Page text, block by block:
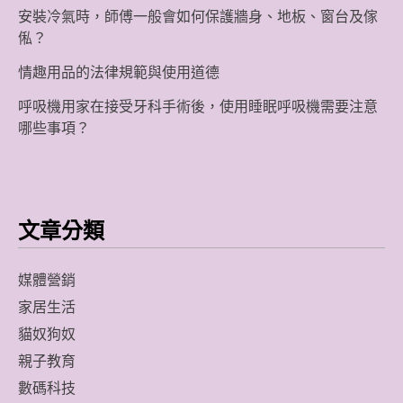
安裝冷氣時，師傅一般會如何保護牆身、地板、窗台及傢
俬？
情趣用品的法律規範與使用道德
呼吸機用家在接受牙科手術後，使用睡眠呼吸機需要注意
哪些事項？
文章分類
媒體營銷
家居生活
貓奴狗奴
親子教育
數碼科技